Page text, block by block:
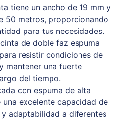
tiene un ancho de 19 mm y
50 metros, proporcionando
para tus necesidades.
de doble faz espuma
resistir condiciones de
mantener una fuerte
del tiempo.
con espuma de alta
excelente capacidad de
adaptabilidad a diferentes